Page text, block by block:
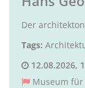
Der
Tags:
12.08.2026,
Museum für